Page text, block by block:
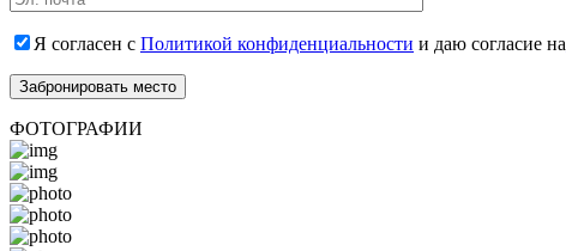
Я согласен с Политикой конфиденциальности и даю согласие на
ФОТОГРАФИИ